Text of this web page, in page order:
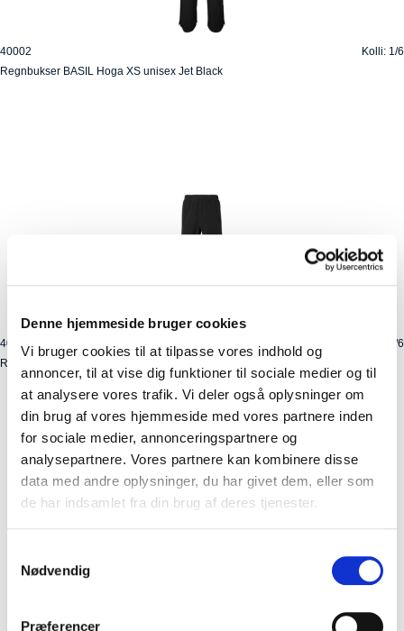
Denne hjemmeside bruger cookies
Vi bruger cookies til at tilpasse vores indhold og
annoncer, til at vise dig funktioner til sociale medier og til
at analysere vores trafik. Vi deler også oplysninger om
din brug af vores hjemmeside med vores partnere inden
for sociale medier, annonceringspartnere og
analysepartnere. Vores partnere kan kombinere disse
data med andre oplysninger, du har givet dem, eller som
de har indsamlet fra din brug af deres tjenester.
Nødvendig
Præferencer
40002
Kolli: 1/6
Regnbukser BASIL Hoga XS unisex Jet Black
40047
Kolli: 1/6
Regnbukser BASIL Mosse XXL herre Jet Black